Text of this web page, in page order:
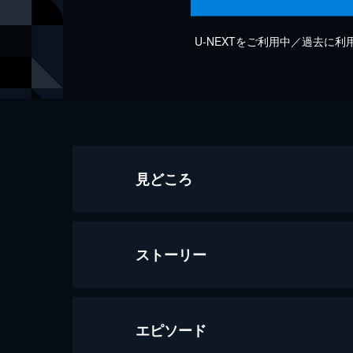
U-NEXTをご利用中／過去に利
見どころ
ストーリー
エピソード